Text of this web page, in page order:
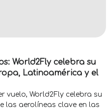
World2Fly celebra su
Latinoamérica y el
vuelo, World2Fly celebra su
las aerolíneas clave en las